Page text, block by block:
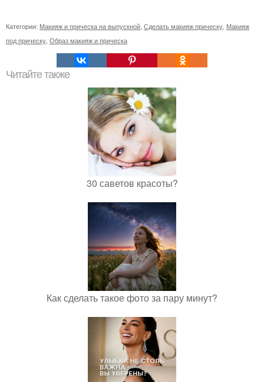
Категории: Макияж и прическа на выпускной Сделать макияж прическу Макияж
под прическу Образ макияж и прическа
Читайте также
30 саветов красоты?
Как сделать такое фото за пару минут?